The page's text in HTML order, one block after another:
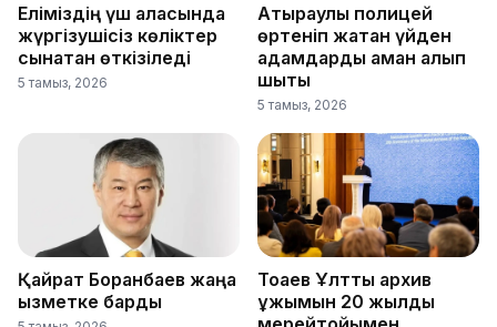
Еліміздің үш қаласында
жүргізушісіз көліктер
сынақтан өткізіледі
5 тамыз, 2026
Атыраулық полицей
өртеніп жатқан үйден
адамдарды аман алып
шықты
5 тамыз, 2026
Қайрат Боранбаев жаңа
қызметке барды
Тоқаев Ұлттық архив
ұжымын 20 жылдық